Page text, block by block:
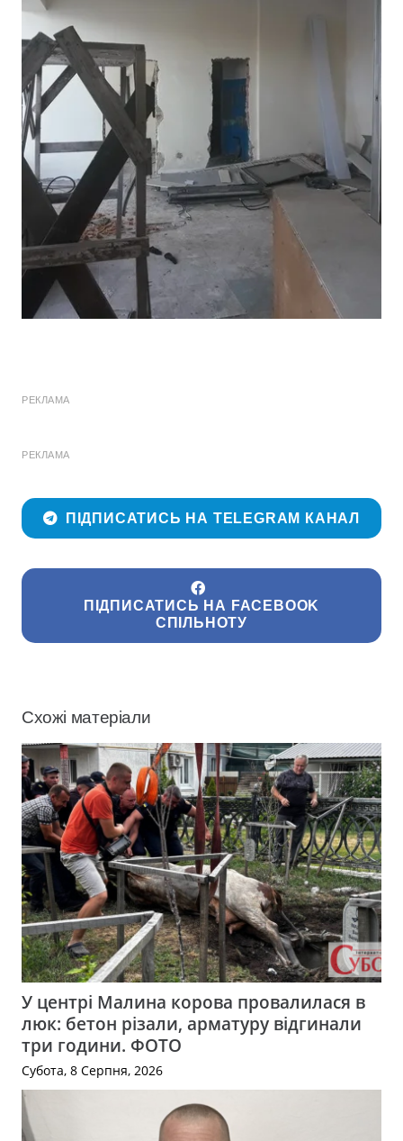
РЕКЛАМА
РЕКЛАМА
ПІДПИСАТИСЬ НА TELEGRAM КАНАЛ
ПІДПИСАТИСЬ НА FACEBOOK
СПІЛЬНОТУ
Схожі матеріали
У центрі Малина корова провалилася в
люк: бетон різали, арматуру відгинали
три години. ФОТО
Субота, 8 Серпня, 2026